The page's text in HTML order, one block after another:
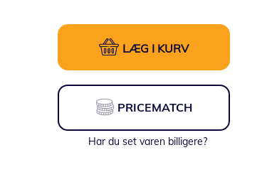
LÆG I KURV
PRICEMATCH
Har du set varen billigere?